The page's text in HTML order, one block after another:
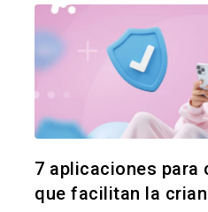
7 aplicaciones para
que facilitan la